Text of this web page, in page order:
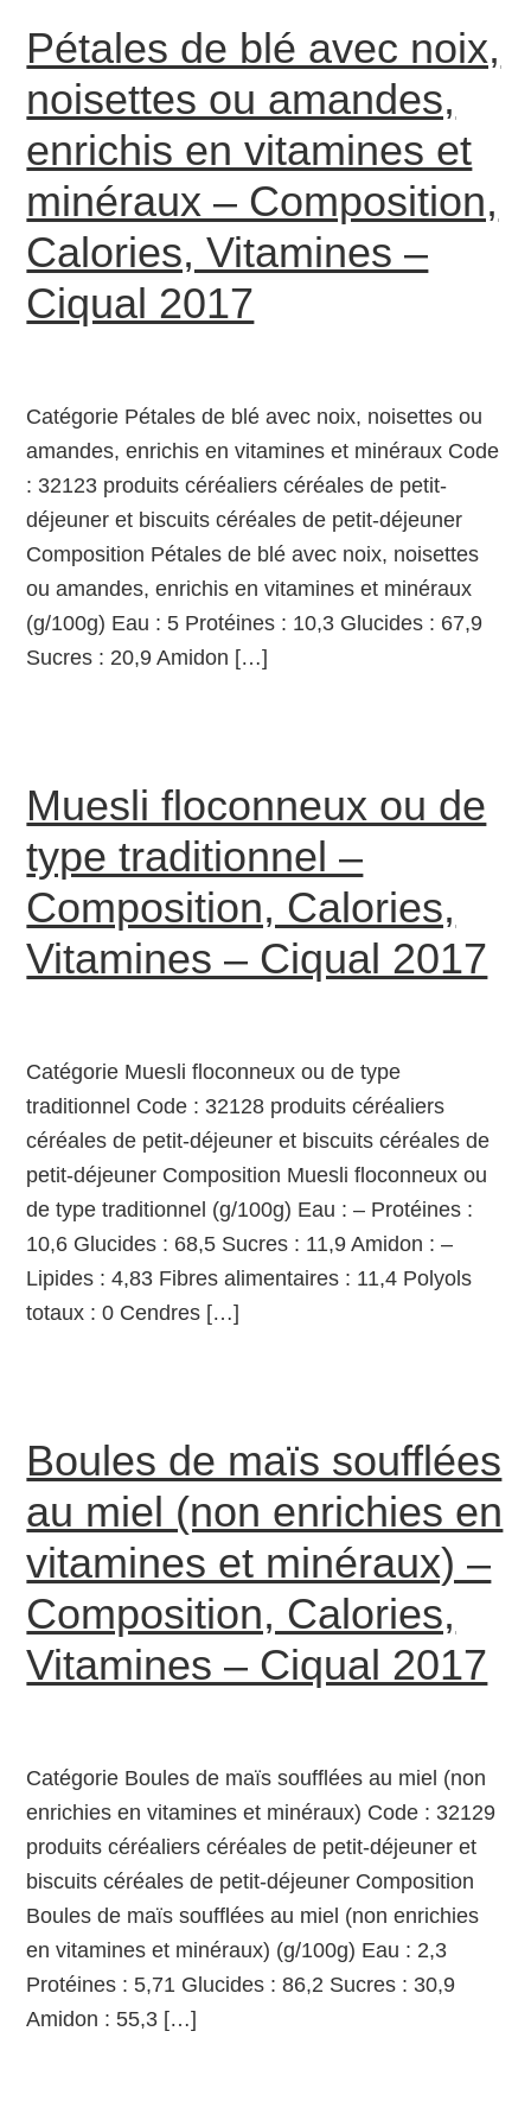
Pétales de blé avec noix,
noisettes ou amandes,
enrichis en vitamines et
minéraux – Composition,
Calories, Vitamines –
Ciqual 2017
Catégorie Pétales de blé avec noix, noisettes ou
amandes, enrichis en vitamines et minéraux Code
: 32123 produits céréaliers céréales de petit-
déjeuner et biscuits céréales de petit-déjeuner
Composition Pétales de blé avec noix, noisettes
ou amandes, enrichis en vitamines et minéraux
(g/100g) Eau : 5 Protéines : 10,3 Glucides : 67,9
Sucres : 20,9 Amidon […]
Muesli floconneux ou de
type traditionnel –
Composition, Calories,
Vitamines – Ciqual 2017
Catégorie Muesli floconneux ou de type
traditionnel Code : 32128 produits céréaliers
céréales de petit-déjeuner et biscuits céréales de
petit-déjeuner Composition Muesli floconneux ou
de type traditionnel (g/100g) Eau : – Protéines :
10,6 Glucides : 68,5 Sucres : 11,9 Amidon : –
Lipides : 4,83 Fibres alimentaires : 11,4 Polyols
totaux : 0 Cendres […]
Boules de maïs soufflées
au miel (non enrichies en
vitamines et minéraux) –
Composition, Calories,
Vitamines – Ciqual 2017
Catégorie Boules de maïs soufflées au miel (non
enrichies en vitamines et minéraux) Code : 32129
produits céréaliers céréales de petit-déjeuner et
biscuits céréales de petit-déjeuner Composition
Boules de maïs soufflées au miel (non enrichies
en vitamines et minéraux) (g/100g) Eau : 2,3
Protéines : 5,71 Glucides : 86,2 Sucres : 30,9
Amidon : 55,3 […]